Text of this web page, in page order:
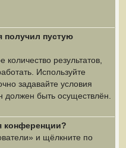
получил пустую
результатов,
Используйте
задавайте условия
быть осуществлён.
конференции?
и щёлкните по